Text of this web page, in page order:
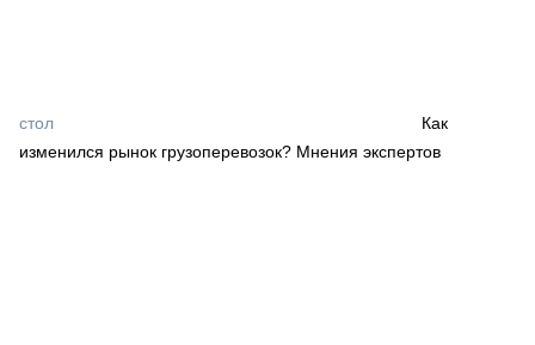
СПЕЦПРОЕКТЫ
стол
Как
изменился рынок грузоперевозок? Мнения экспертов